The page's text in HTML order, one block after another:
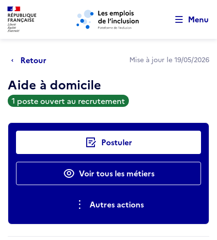
Aller au menu principal Aller au contenu principal
Menu
Retour Mise à jour le 19/05/2026
Aide à domicile
1 poste ouvert au recrutement
Actions rapides Postuler
Voir tous les métiers
Autres actions
Retour au début de la page
Panneau de gestion des cookies